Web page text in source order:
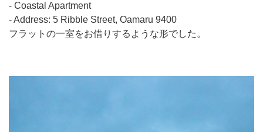
- Coastal Apartment
- Address: 5 Ribble Street, Oamaru 9400
フラットの一室をお借りするような形でした。